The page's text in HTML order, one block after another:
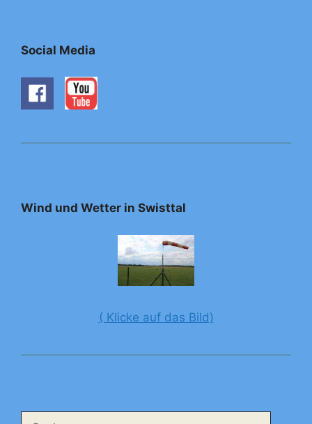
Social Media
Wind und Wetter in Swisttal
( Klicke auf das Bild)